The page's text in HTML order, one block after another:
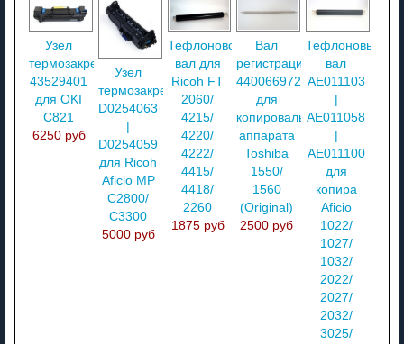
Узел
термозакрепления
43529401
для OKI
C821
6250 руб
Узел
термозакрепления
D0254063
|
D0254059
для Ricoh
Aficio MP
C2800/
C3300
5000 руб
Тефлоновой
вал для
Ricoh FT
2060/
4215/
4220/
4222/
4415/
4418/
2260
1875 руб
Вал
регистрации
4400669720
для
копировального
аппарата
Toshiba
1550/
1560
(Original)
2500 руб
Тефлоновый
вал
AE011103
AE011058
AE011100
для
копира
Aficio
1022/
1027/
1032/
2022/
2027/
2032/
3025/